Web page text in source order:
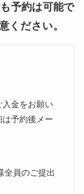
予約は可能で
ください。
金をお願い
予約後メー
全員のご提出